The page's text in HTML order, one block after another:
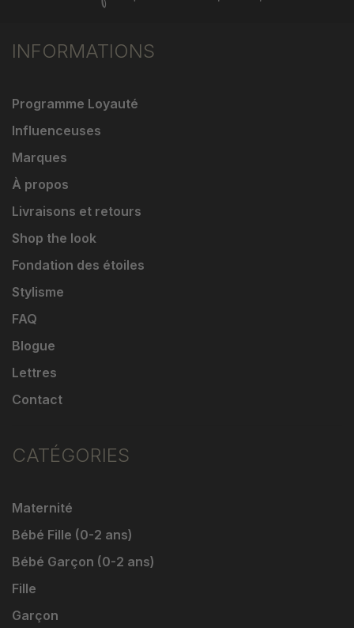
INFORMATIONS
Programme Loyauté
Influenceuses
Marques
À propos
Livraisons et retours
Shop the look
Fondation des étoiles
Stylisme
FAQ
Blogue
Lettres
Contact
CATÉGORIES
Maternité
Bébé Fille (0-2 ans)
Bébé Garçon (0-2 ans)
Fille
Garçon